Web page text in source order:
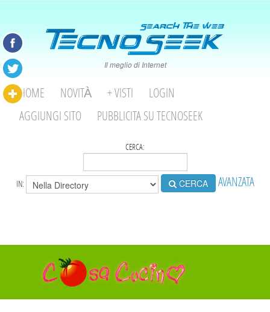
Il meglio di Internet
HOME NOVITÀ + VISTI
LOGIN
AGGIUNGI SITO
PUBBLICITA SU TECNOSEEK
CERCA:
IN: CERCA AVANZATA